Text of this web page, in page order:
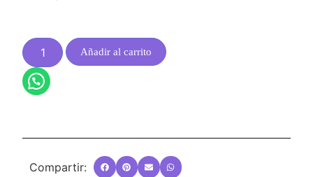
Añadir al carrito
Compartir: